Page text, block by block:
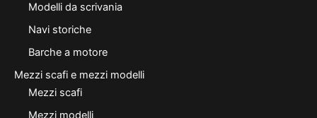
Modelli da scrivania
Navi storiche
Barche a motore
Mezzi scafi e mezzi modelli
Mezzi scafi
Mezzi modelli